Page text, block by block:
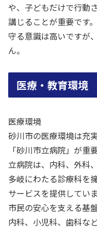
や、子どもだけで行動
講じることが重要です
守る意識は高いですが
ん。
医療・教育環境
医療環境
砂川市の医療環境は充
「砂川市立病院」が
立病院は、内科、外科
多岐にわたる診療科を
サービスを提供してい
市民の安心を支える基
内科、小児科、歯科な